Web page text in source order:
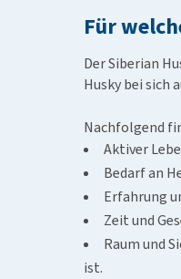
Für
Der Siberian
Husky bei sich
Nachfolgend
Aktiver
Bedarf an
Erfahrung
Zeit und
Raum und
ist.